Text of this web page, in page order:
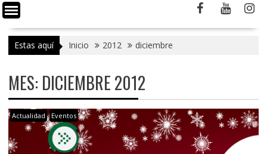
Estas aquí Inicio 2012 diciembre
MES: DICIEMBRE 2012
Actualidad Eventos